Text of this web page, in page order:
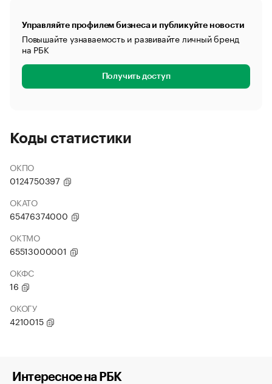
Управляйте профилем бизнеса и публикуйте новости
Повышайте узнаваемость и развивайте личный бренд
на РБК
Получить доступ
Коды статистики
ОКПО
0124750397
ОКАТО
65476374000
ОКТМО
65513000001
ОКФС
16
ОКОГУ
4210015
Интересное на РБК